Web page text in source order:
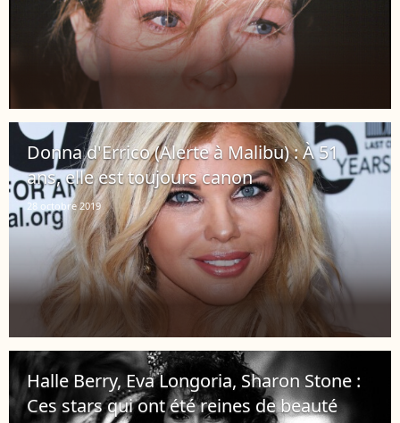
Donna d'Errico (Alerte à Malibu) : À 51
ans, elle est toujours canon
28 octobre 2019
Halle Berry, Eva Longoria, Sharon Stone :
Ces stars qui ont été reines de beauté